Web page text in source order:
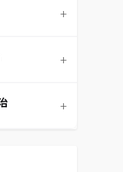
物清單
淨化空氣)
配與根系
+
+
+